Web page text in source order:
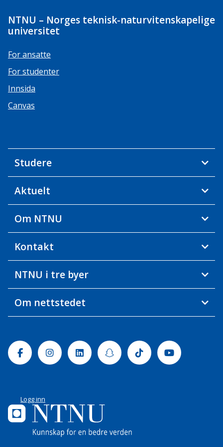
NTNU – Norges teknisk-naturvitenskapelige
universitet
For ansatte
For studenter
Innsida
Canvas
Studere
Aktuelt
Om NTNU
Kontakt
NTNU i tre byer
Om nettstedet
FacebookInstagramLinkedinSnapchatTiktok Youtube
Logg inn